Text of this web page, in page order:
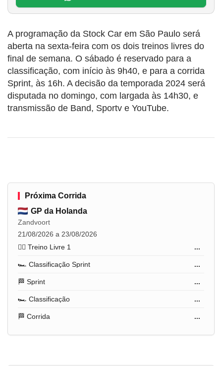
A programação da Stock Car em São Paulo será
aberta na sexta-feira com os dois treinos livres do
final de semana. O sábado é reservado para a
classificação, com início às 9h40, e para a corrida
Sprint, às 16h. A decisão da temporada 2024 será
disputada no domingo, com largada às 14h30, e
transmissão de Band, Sportv e YouTube.
Próxima Corrida
GP da Holanda
Zandvoort
21/08/2026 a 23/08/2026
🏋️‍♂️ Treino Livre 1
...
🏎️ Classificação Sprint ...
🏁 Sprint ...
🏎️ Classificação ...
🏁 Corrida ...